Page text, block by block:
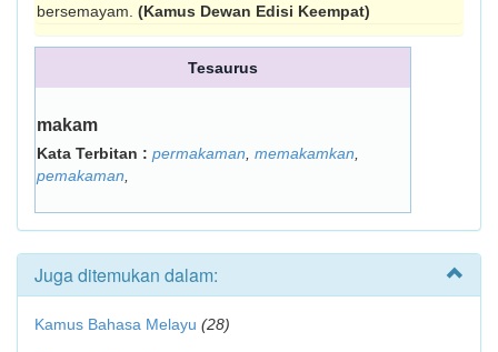
bersemayam. (Kamus Dewan Edisi Keempat)
Tesaurus
makam
Kata Terbitan : permakaman memakamkan
pemakaman
Juga ditemukan dalam:
Kamus Bahasa Melayu (28)